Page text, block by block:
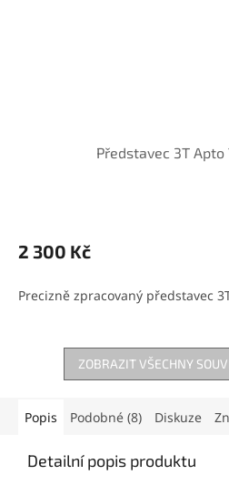
Představec 3T Apto
2 300 Kč
Precizně zpracovaný představec
ZOBRAZIT VŠECHNY
Popis Podobné (8) Diskuze
Detailní popis produktu